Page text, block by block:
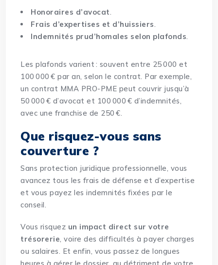
Honoraires d’avocat.
Frais d’expertises et d’huissiers.
Indemnités prud’homales selon plafonds.
Les plafonds varient : souvent entre 25 000 et
100 000 € par an, selon le contrat. Par exemple,
un contrat MMA PRO-PME peut couvrir jusqu’à
50 000 € d’avocat et 100 000 € d’indemnités,
avec une franchise de 250 €.
Que risquez-vous sans
couverture ?
Sans protection juridique professionnelle, vous
avancez tous les frais de défense et d’expertise
et vous payez les indemnités fixées par le
conseil.
Vous risquez un impact direct sur votre
trésorerie, voire des difficultés à payer charges
ou salaires. Et enfin, vous passez de longues